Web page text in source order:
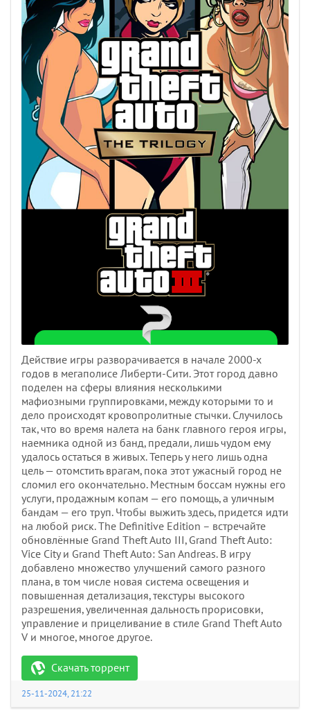
Действие игры разворачивается в начале 2000-х
годов в мегаполисе Либерти-Сити. Этот город давно
поделен на сферы влияния несколькими
мафиозными группировками, между которыми то и
дело происходят кровопролитные стычки. Случилось
так, что во время налета на банк главного героя игры,
наемника одной из банд, предали, лишь чудом ему
удалось остаться в живых. Теперь у него лишь одна
цель — отомстить врагам, пока этот ужасный город не
сломил его окончательно. Местным боссам нужны его
услуги, продажным копам — его помощь, а уличным
бандам — его труп. Чтобы выжить здесь, придется идти
на любой риск. The Definitive Edition – встречайте
обновлённые Grand Theft Auto III, Grand Theft Auto:
Vice City и Grand Theft Auto: San Andreas. В игру
добавлено множество улучшений самого разного
плана, в том числе новая система освещения и
повышенная детализация, текстуры высокого
разрешения, увеличенная дальность прорисовки,
управление и прицеливание в стиле Grand Theft Auto
V и многое, многое другое.
Скачать торрент
25-11-2024, 21:22